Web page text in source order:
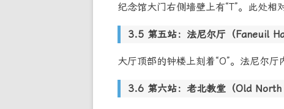
纪念馆大门右侧墙壁上有“T”。此处相
第五站：法尼尔厅（Faneuil
大厅顶部的钟楼上刻着“O”。法尼尔
第六站：老北教堂（Old North